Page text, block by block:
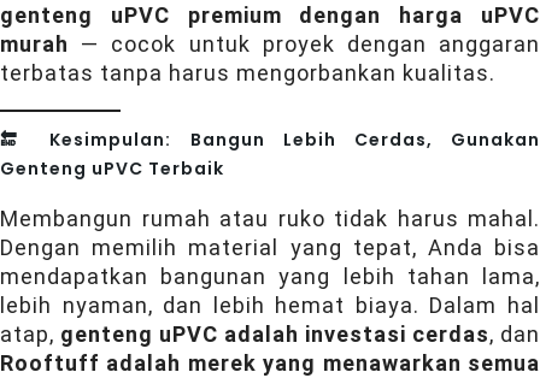
genteng uPVC premium dengan harga uPVC
murah — cocok untuk proyek dengan anggaran
terbatas tanpa harus mengorbankan kualitas.
🔚 Kesimpulan: Bangun Lebih Cerdas, Gunakan
Genteng uPVC Terbaik
Membangun rumah atau ruko tidak harus mahal.
Dengan memilih material yang tepat, Anda bisa
mendapatkan bangunan yang lebih tahan lama,
lebih nyaman, dan lebih hemat biaya. Dalam hal
atap, genteng uPVC adalah investasi cerdas, dan
Rooftuff adalah merek yang menawarkan semua